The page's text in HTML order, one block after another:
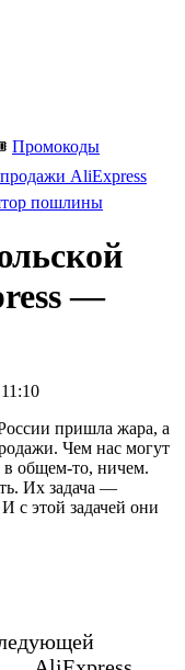
Промокоды
AliExpress
пошлины
—
пришла жара, а
Чем нас могут
общем-то, ничем.
Их задача —
с этой задачей они